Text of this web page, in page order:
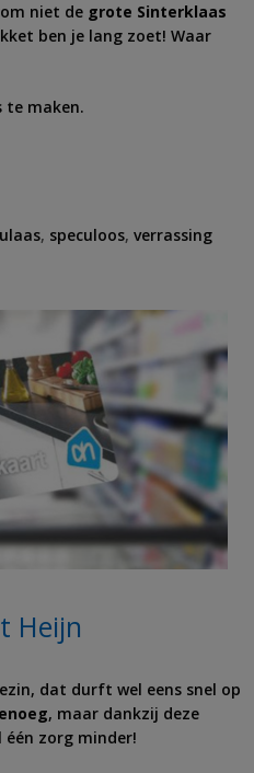
niet de grote Sinterklaas
ben je lang zoet! Waar
te maken.
, speculoos,verrassing
Heijn
dat durft wel eens snel op
, maar dankzij deze
zorg minder!